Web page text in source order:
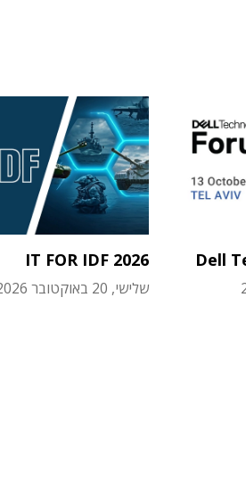
Dell
IT FOR IDF 2026
שלישי, 20 באוקטובר 2026